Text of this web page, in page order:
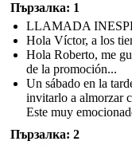
Пързалка: 1
LLAMADA
Hola Víctor, a los
Hola Roberto, me
de la promoción...
Un sábado en la
invitarlo a almorzar
Este muy
Пързалка: 2